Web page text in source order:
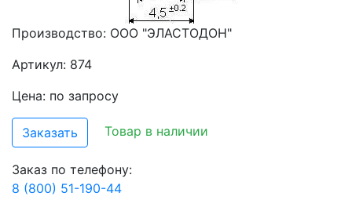
Производство: ООО "ЭЛАСТОДОН"
Артикул: 874
Цена: по запросу
Заказать Товар в наличии
Заказ по телефону:
8 (800) 51-190-44